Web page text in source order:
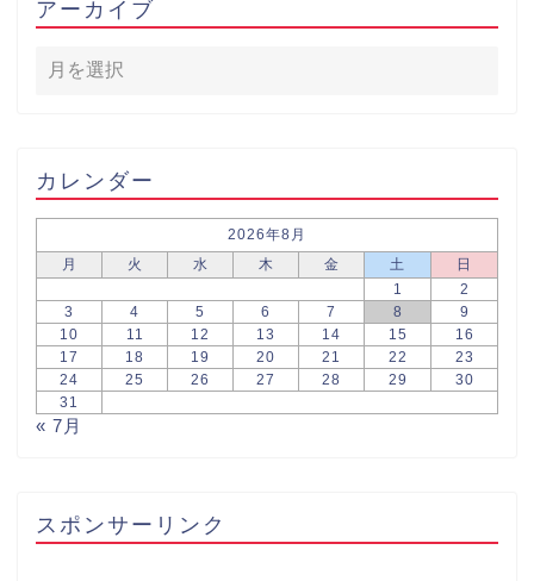
アーカイブ
カレンダー
2026年8月
月
火 水 木 金 土
日
1
2
3
4 5 6 7 8
9
10
11 12 13 14 15
16
17
18 19 20 21 22
23
24
25 26 27 28 29
30
31
« 7月
スポンサーリンク